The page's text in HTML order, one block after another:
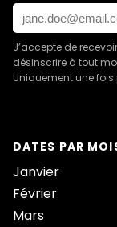
J’accepte de
désinscrire à tout
Uniquement une
DATES PAR
Janvier
Février
Mars